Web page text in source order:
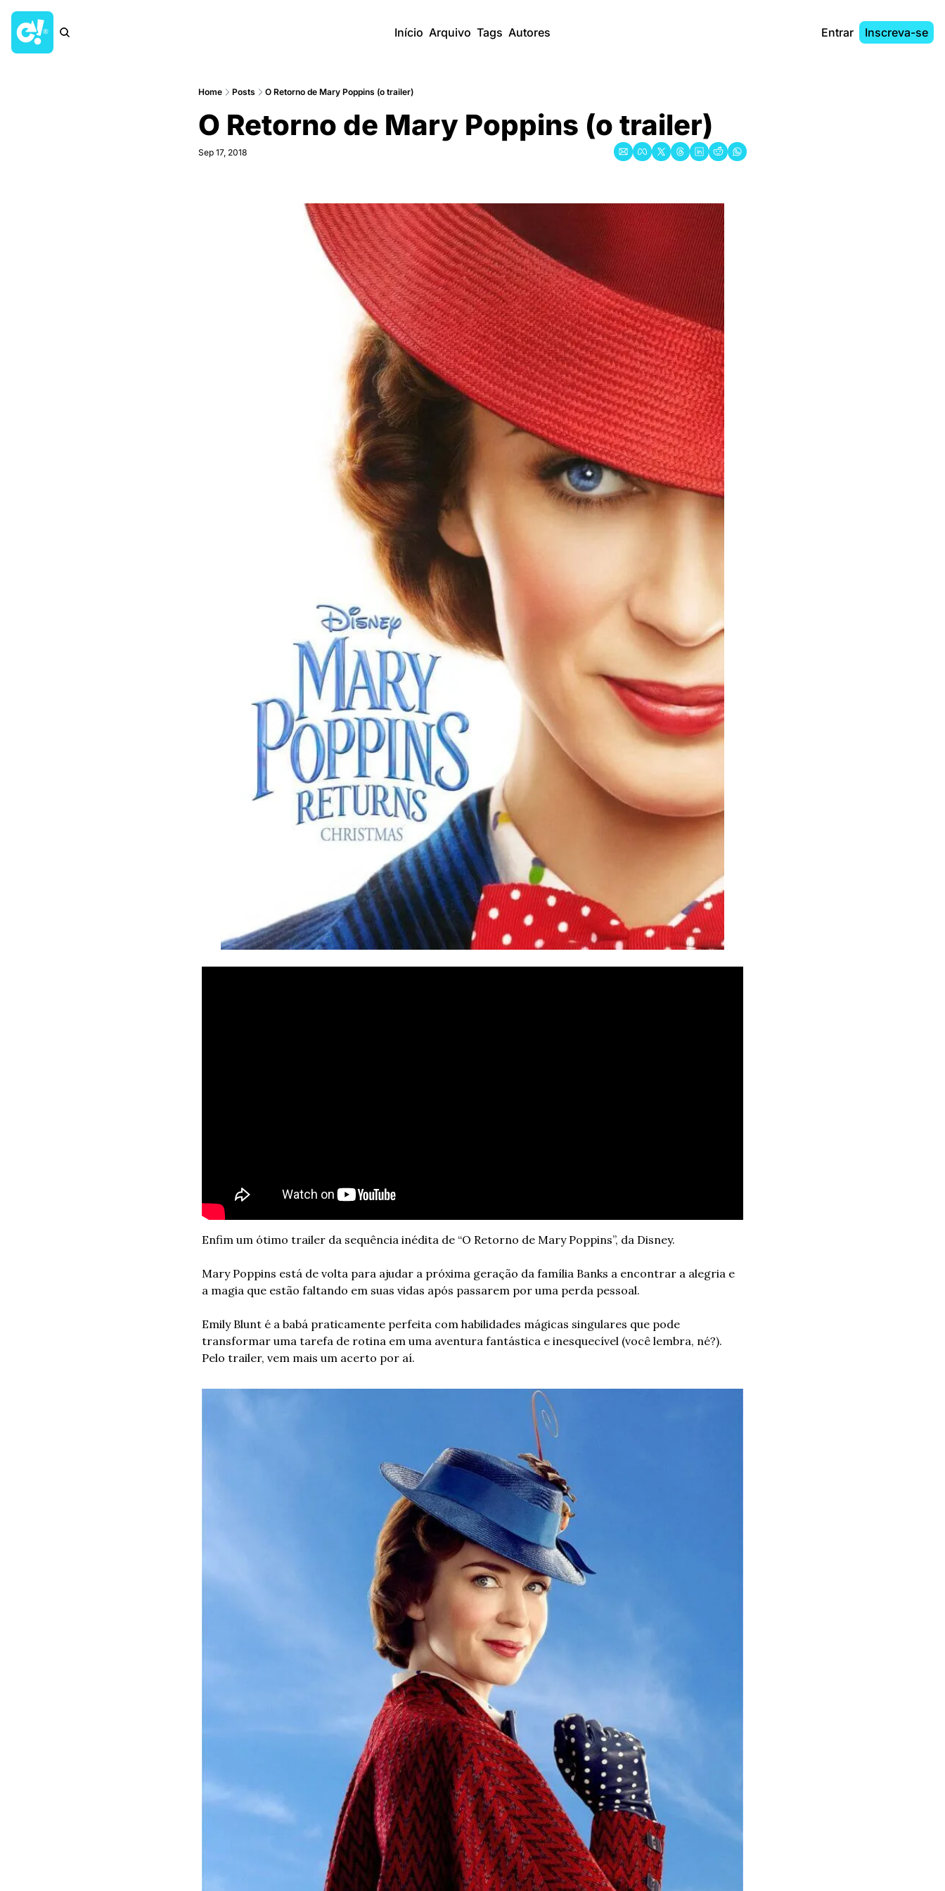
Início Arquivo Tags Autores Entrar Inscreva-se
Home Posts O Retorno de Mary Poppins (o trailer)
O Retorno de Mary Poppins (o trailer)
Sep 17, 2018
Enfim um ótimo trailer da sequência inédita de “O Retorno de Mary Poppins”, da Disney.
Mary Poppins está de volta para ajudar a próxima geração da família Banks a encontrar a alegria e
a magia que estão faltando em suas vidas após passarem por uma perda pessoal.
Emily Blunt é a babá praticamente perfeita com habilidades mágicas singulares que pode
transformar uma tarefa de rotina em uma aventura fantástica e inesquecível (você lembra, né?).
Pelo trailer, vem mais um acerto por aí.